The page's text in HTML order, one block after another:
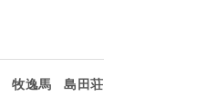
牧逸馬 島田荘